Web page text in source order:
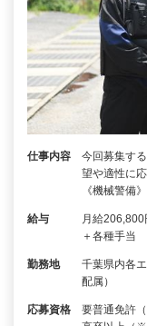
仕事内容
今回募集す
望や適性に
《機械警備
給与
月給206,800
＋各種手当
勤務地
千葉県内各
配属）
応募資格
要普通免許